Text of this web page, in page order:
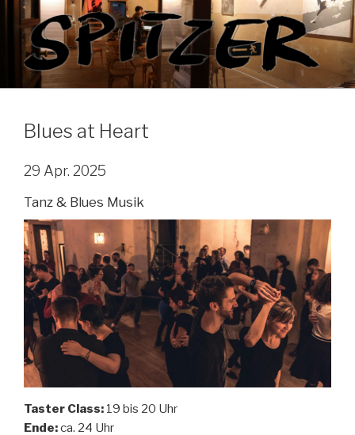
Zum
Inhalt
springen
Blues at Heart
29 Apr. 2025
Tanz & Blues Musik
Taster Class: 19 bis 20 Uhr
Ende:ca. 24 Uhr